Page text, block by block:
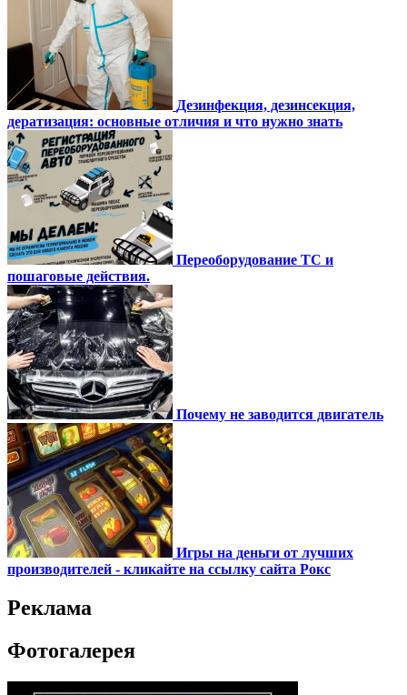
Дезинфекция, дезинсекция,
дератизация: основные отличия и что нужно знать
Переоборудование ТС и
пошаговые действия.
Почему не заводится двигатель
Игры на деньги от лучших
производителей - кликайте на ссылку сайта Рокс
Реклама
Фотогалерея